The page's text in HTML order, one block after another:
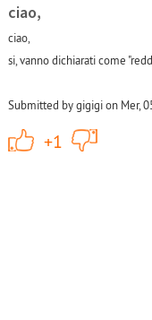
ciao,
ciao,
si, vanno dichiarati come
Submitted by gigigi on Mer,
+1
+1